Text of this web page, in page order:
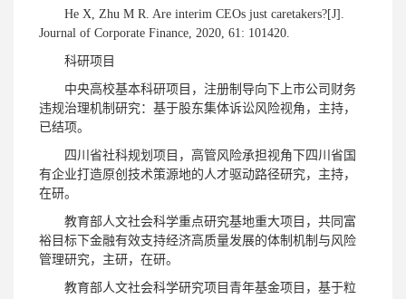
He X, Zhu M R. Are interim CEOs just caretakers?[J].
Journal of Corporate Finance, 2020, 61: 101420.
科研项目
中央高校基本科研项目，注册制导向下上市公司财务
违规治理机制研究：基于股东集体诉讼风险视角，主持，
已结项。
四川省社科规划项目，高管风险承担视角下四川省国
有企业打造原创技术策源地的人才驱动路径研究，主持，
在研。
教育部人文社会科学重点研究基地重大项目，共同富
裕目标下金融有效支持经济高质量发展的体制机制与风险
管理研究，主研，在研。
教育部人文社会科学研究项目青年基金项目，基于粒